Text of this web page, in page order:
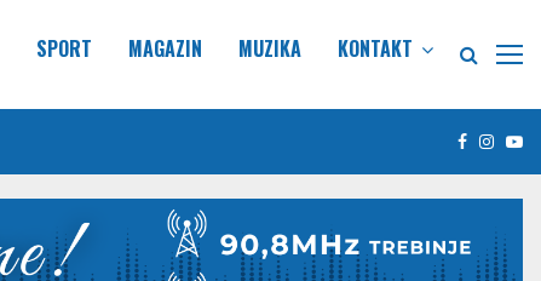
SPORT MAGAZIN MUZIKA KONTAKT
Facebook